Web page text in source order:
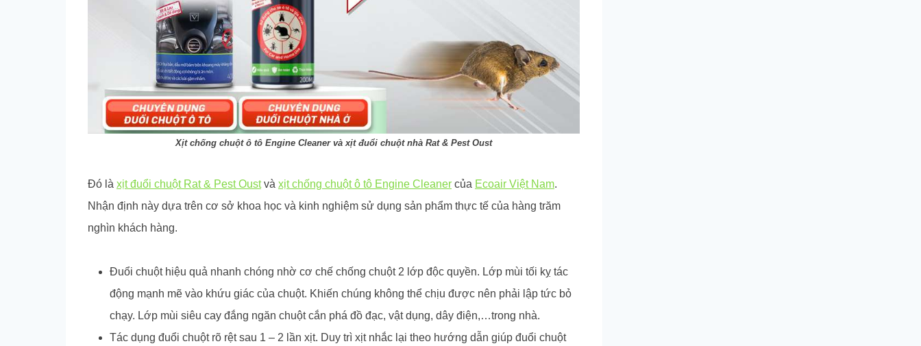
Xịt chống chuột ô tô Engine Cleaner và xịt đuổi chuột nhà Rat & Pest Oust
Đó là xịt đuổi chuột Rat & Pest Oustvà xịt chống chuột ô tô Engine Cleaner của Ecoair Việt Nam.
Nhận định này dựa trên cơ sở khoa học và kinh nghiệm sử dụng sản phẩm thực tế của hàng trăm
nghìn khách hàng.
Đuổi chuột hiệu quả nhanh chóng nhờ cơ chế chống chuột 2 lớp độc quyền. Lớp mùi tối kỵ tác
động mạnh mẽ vào khứu giác của chuột. Khiến chúng không thể chịu được nên phải lập tức bỏ
chạy. Lớp mùi siêu cay đắng ngăn chuột cắn phá đồ đạc, vật dụng, dây điện,…trong nhà.
Tác dụng đuổi chuột rõ rệt sau 1 – 2 lần xịt. Duy trì xịt nhắc lại theo hướng dẫn giúp đuổi chuột